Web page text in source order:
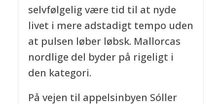
selvfølgelig være tid til at nyde
livet i mere adstadigt tempo uden
at pulsen løber løbsk. Mallorcas
nordlige del byder på rigeligt i
den kategori.
På vejen til appelsinbyen Sóller